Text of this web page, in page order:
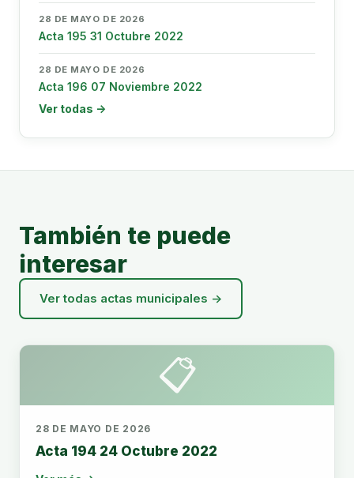
28 DE MAYO DE 2026
Acta 195 31 Octubre 2022
28 DE MAYO DE 2026
Acta 196 07 Noviembre 2022
Ver todas →
También te puede
interesar
Ver todas actas municipales →
📋
28 DE MAYO DE 2026
Acta 194 24 Octubre 2022